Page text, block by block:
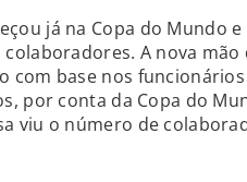
já na Copa do Mundo
A nova
com base nos
por conta da Copa do
viu o número de